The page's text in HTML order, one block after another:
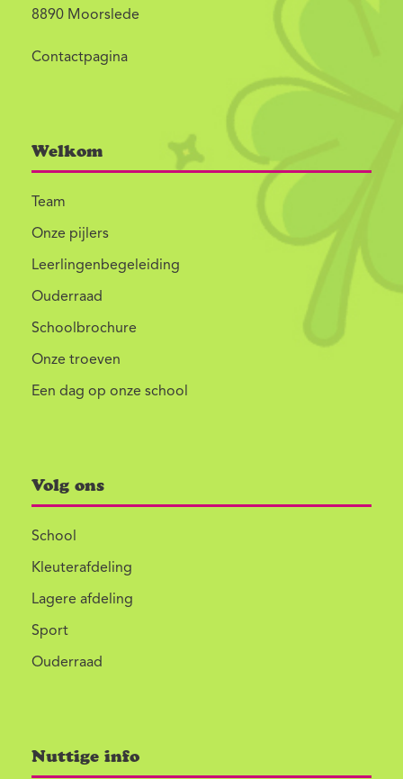
8890 Moorslede
Contactpagina
Welkom
Team
Onze pijlers
Leerlingenbegeleiding
Ouderraad
Schoolbrochure
Onze troeven
Een dag op onze school
Volg ons
School
Kleuterafdeling
Lagere afdeling
Sport
Ouderraad
Nuttige info